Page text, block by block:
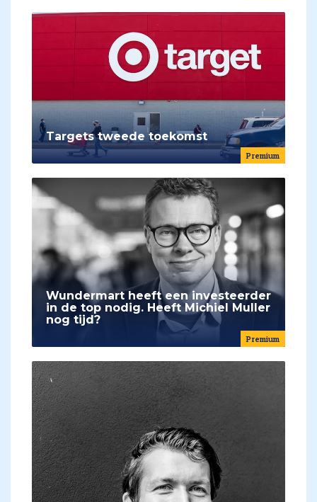
Premium
Targets tweede toekomst
Premium
Wundermart heeft een investeerder
in de top nodig. Heeft Michiel Muller
nog tijd?